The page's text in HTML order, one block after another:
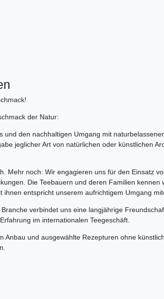
der Natur:
und den nachhaltigen Umgang mit
jeglicher Art von natürlichen oder künstlichen
Mehr noch: Wir engagieren uns für den Einsatz
Die Teebauern und deren Familien kennen
ihnen entspricht unserem aufrichtigem Umgang
verbindet uns eine langjährige
im internationalen Teegeschäft.
Anbau und ausgewählte Rezepturen ohne